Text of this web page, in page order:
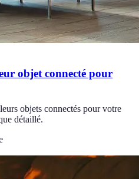
objet connecté pour
objets connectés pour votre
détaillé.